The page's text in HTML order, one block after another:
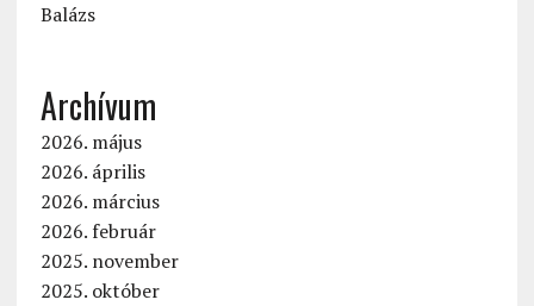
Balázs
Archívum
2026. május
2026. április
2026. március
2026. február
2025. november
2025. október